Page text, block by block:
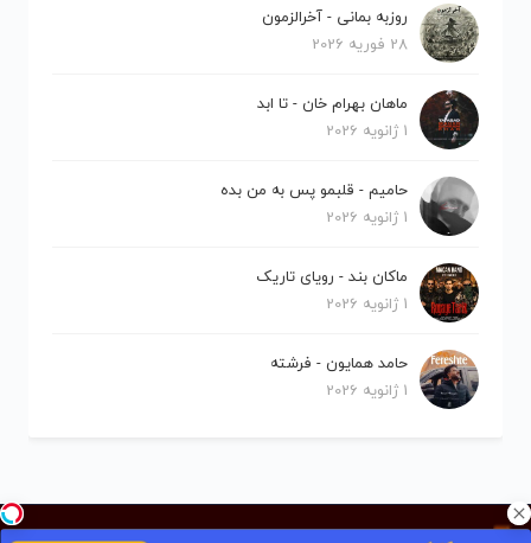
روزبه بمانی - آخرالزمون
28 فوریه 2026
ماهان بهرام خان - تا ابد
1 ژانویه 2026
حامیم - قلبمو پس به من بده
1 ژانویه 2026
ماکان بند - رویای تاریک
1 ژانویه 2026
حامد همایون - فرشته
1 ژانویه 2026
کلیه حقوق برای نیلو موزیک محفوظ است.